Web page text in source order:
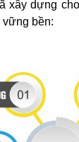
xây dựng
vững bền: